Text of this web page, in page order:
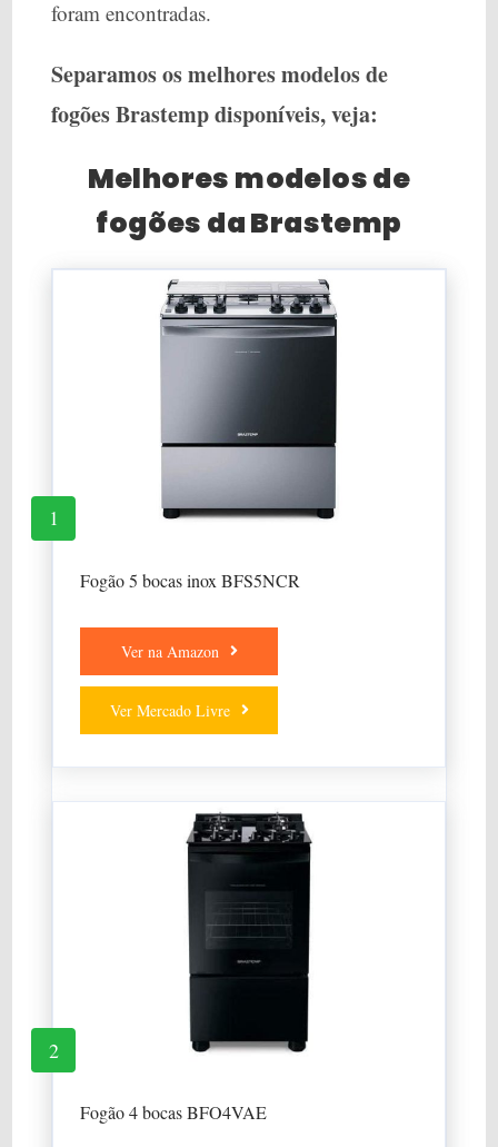
foram encontradas.
Separamos os melhores modelos de
fogões Brastemp disponíveis, veja:
Melhores modelos de
fogões da Brastemp
1
Fogão 5 bocas inox BFS5NCR
Ver na Amazon
Ver Mercado Livre
2
Fogão 4 bocas BFO4VAE